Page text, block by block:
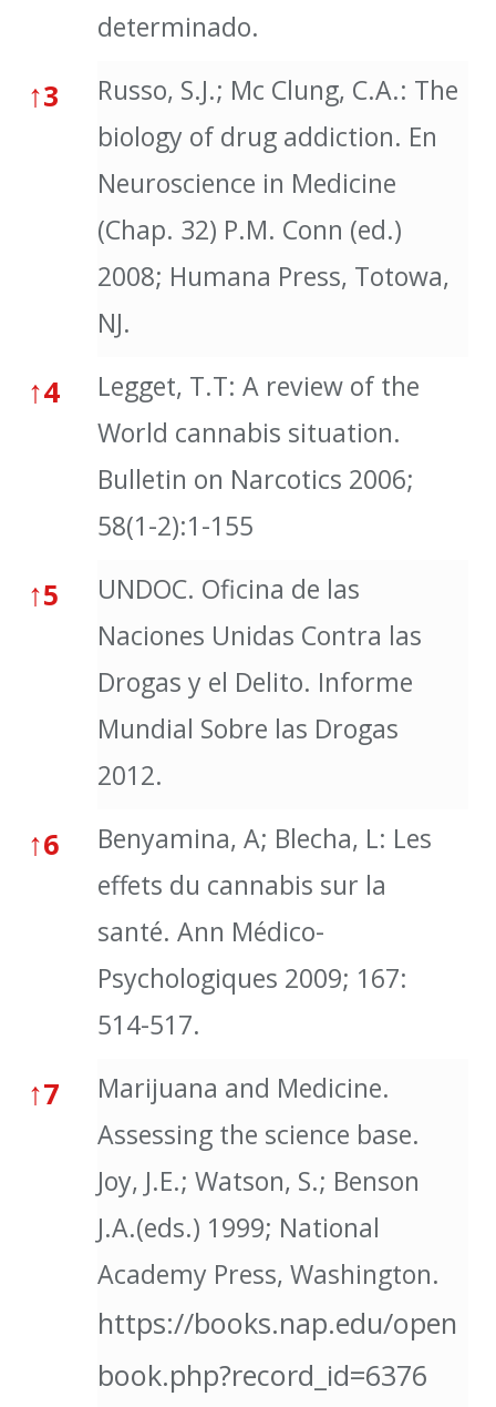
determinado.
↑3
Russo, S.J.; Mc Clung, C.A.: The
biology of drug addiction. En
Neuroscience in Medicine
(Chap. 32) P.M. Conn (ed.)
2008; Humana Press, Totowa,
NJ.
↑4
Legget, T.T: A review of the
World cannabis situation.
Bulletin on Narcotics 2006;
58(1-2):1-155
↑5
UNDOC. Oficina de las
Naciones Unidas Contra las
Drogas y el Delito. Informe
Mundial Sobre las Drogas
2012.
↑6
Benyamina, A; Blecha, L: Les
effets du cannabis sur la
santé. Ann Médico-
Psychologiques 2009; 167:
514-517.
↑7
Marijuana and Medicine.
Assessing the science base.
Joy, J.E.; Watson, S.; Benson
J.A.(eds.) 1999; National
Academy Press, Washington.
https://books.nap.edu/open
book.php?record_id=6376